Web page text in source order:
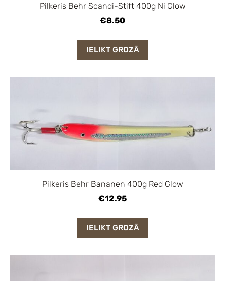
Pilkeris Behr Scandi-Stift 400g Ni Glow
€8.50
IELIKT GROZĀ
Pilkeris Behr Bananen 400g Red Glow
€12.95
IELIKT GROZĀ